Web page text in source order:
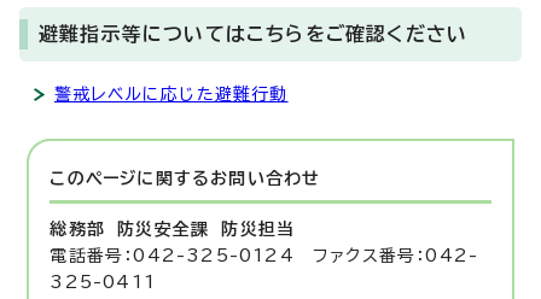
避難指示等についてはこちらをご確認ください
警戒レベルに応じた避難行動
このページに関する お問い合わせ
総務部 防災安全課 防災担当
電話番号：042-325-0124 ファクス番号：042-
325-0411